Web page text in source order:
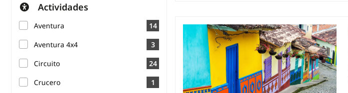
Actividades
Aventura
14
Aventura 4x4
3
Circuito
24
Crucero
1